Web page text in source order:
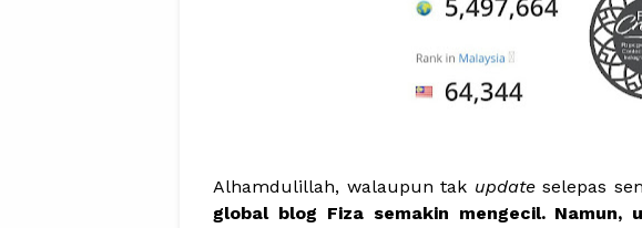
Alhamdulillah, walaupun tak updateselepas
global blog Fiza semakin mengecil. Namun,